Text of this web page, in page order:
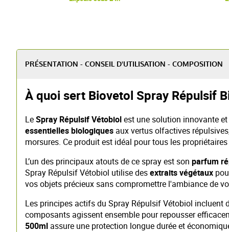
PRÉSENTATION - CONSEIL D'UTILISATION - COMPOSITION
À quoi sert Biovetol Spray Répulsif
LeSpray Répulsif Vétobiolest une solution innovante
essentielles biologiques aux vertus olfactives
morsures. Ce produit est idéal pour tous les
L’un des principaux atouts de ce spray est son parfum
Spray Répulsif Vétobiol utilise desextraits végétaux
vos objets précieux sans compromettre l'ambiance de
Les principes actifs du Spray Répulsif Vétobiol incluent
composants agissent ensemble pour repousser
500ml assure une protection longue durée et